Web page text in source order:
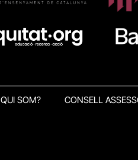
QUI SOM? CONSELL